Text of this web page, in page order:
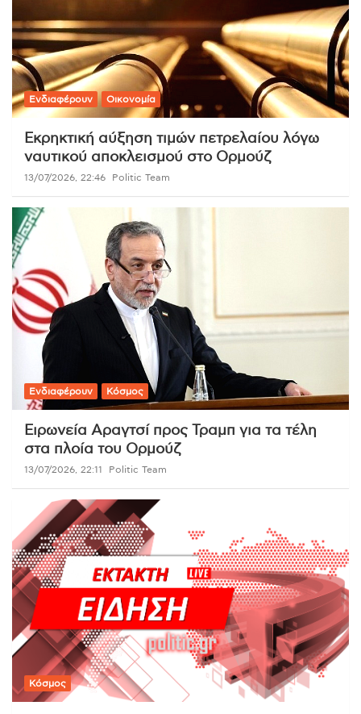
Ενδιαφέρουν Οικονομία
Εκρηκτική αύξηση τιμών πετρελαίου λόγω
ναυτικού αποκλεισμού στο Ορμούζ
13/07/2026, 22:46 Politic Team
Ενδιαφέρουν Κόσμος
Ειρωνεία Αραγτσί προς Τραμπ για τα τέλη
στα πλοία του Ορμούζ
13/07/2026, 22:11 Politic Team
Κόσμος